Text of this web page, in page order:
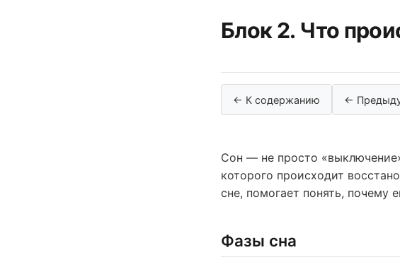
Блок 2. Что
← К содержанию ←
Сон — не просто
которого происходит
сне, помогает понять, почему
Фазы сна